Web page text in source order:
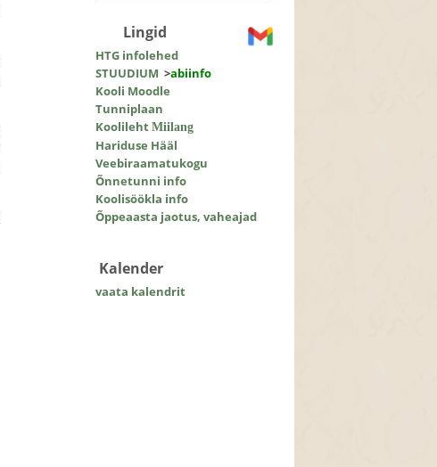
Lingid
HTG infolehed
STUUDIUM >abiinfo
Kooli Moodle
Tunniplaan
KoolilehtMiilang
Hariduse Hääl
Veebiraamatukogu
Õnnetunni info
Koolisöökla info
Õppeaasta jaotus, vaheajad
Kalender
vaata kalendrit